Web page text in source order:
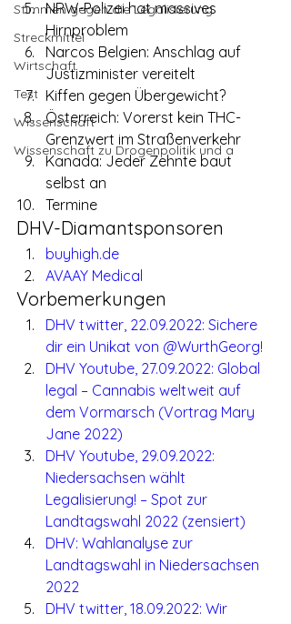
Stimmen gegen die Legalisierung
Streckmittel
Wirtschaft
Test
Wissenschaft
Wissenschaft zu Drogenpolitik und a
NRW-Polizei hat massives
Hirnproblem
Narcos Belgien: Anschlag auf
Justizminister vereitelt
Kiffen gegen Übergewicht?
Österreich: Vorerst kein THC-
Grenzwert im Straßenverkehr
Kanada: Jeder Zehnte baut
selbst an
Termine
DHV-Diamantsponsoren
buyhigh.de
AVAAY Medical
Vorbemerkungen
DHV twitter, 22.09.2022: Sichere
dir ein Unikat von @WurthGeorg!
DHV Youtube, 27.09.2022: Global
legal – Cannabis weltweit auf
dem Vormarsch (Vortrag Mary
Jane 2022)
DHV Youtube, 29.09.2022:
Niedersachsen wählt
Legalisierung! – Spot zur
Landtagswahl 2022 (zensiert)
DHV: Wahlanalyse zur
Landtagswahl in Niedersachsen
2022
DHV twitter, 18.09.2022: Wir